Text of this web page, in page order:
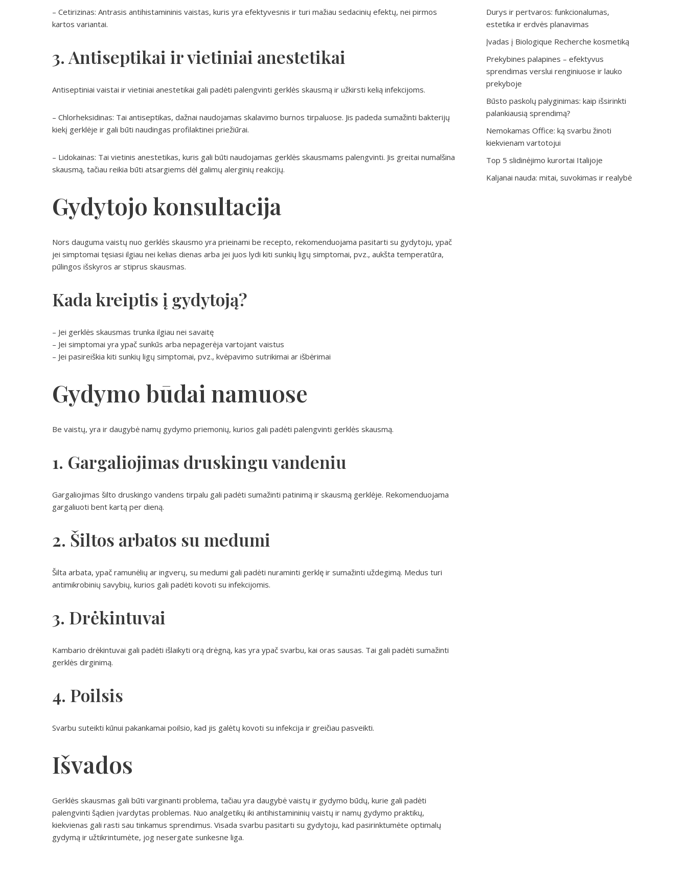
– Cetirizinas: Antrasis antihistamininis vaistas, kuris yra efektyvesnis ir turi mažiau sedacinių efektų, nei pirmos
kartos variantai.
3. Antiseptikai ir vietiniai anestetikai
Antiseptiniai vaistai ir vietiniai anestetikai gali padėti palengvinti gerklės skausmą ir užkirsti kelią infekcijoms.
– Chlorheksidinas: Tai antiseptikas, dažnai naudojamas skalavimo burnos tirpaluose. Jis padeda sumažinti bakterijų
kiekį gerklėje ir gali būti naudingas profilaktinei priežiūrai.
– Lidokainas: Tai vietinis anestetikas, kuris gali būti naudojamas gerklės skausmams palengvinti. Jis greitai numalšina
skausmą, tačiau reikia būti atsargiems dėl galimų alerginių reakcijų.
Gydytojo konsultacija
Nors dauguma vaistų nuo gerklės skausmo yra prieinami be recepto, rekomenduojama pasitarti su gydytoju, ypač
jei simptomai tęsiasi ilgiau nei kelias dienas arba jei juos lydi kiti sunkių ligų simptomai, pvz., aukšta temperatūra,
pūlingos išskyros ar stiprus skausmas.
Kada kreiptis į gydytoją?
– Jei gerklės skausmas trunka ilgiau nei savaitę
– Jei simptomai yra ypač sunkūs arba nepagerėja vartojant vaistus
– Jei pasireiškia kiti sunkių ligų simptomai, pvz., kvėpavimo sutrikimai ar išbėrimai
Gydymo būdai namuose
Be vaistų, yra ir daugybė namų gydymo priemonių, kurios gali padėti palengvinti gerklės skausmą.
1. Gargaliojimas druskingu vandeniu
Gargaliojimas šilto druskingo vandens tirpalu gali padėti sumažinti patinimą ir skausmą gerklėje. Rekomenduojama
gargaliuoti bent kartą per dieną.
2. Šiltos arbatos su medumi
Šilta arbata, ypač ramunėlių ar ingverų, su medumi gali padėti nuraminti gerklę ir sumažinti uždegimą. Medus turi
antimikrobinių savybių, kurios gali padėti kovoti su infekcijomis.
3. Drėkintuvai
Kambario drėkintuvai gali padėti išlaikyti orą drėgną, kas yra ypač svarbu, kai oras sausas. Tai gali padėti sumažinti
gerklės dirginimą.
4. Poilsis
Svarbu suteikti kūnui pakankamai poilsio, kad jis galėtų kovoti su infekcija ir greičiau pasveikti.
Išvados
Gerklės skausmas gali būti varginanti problema, tačiau yra daugybė vaistų ir gydymo būdų, kurie gali padėti
palengvinti šądien įvardytas problemas. Nuo analgetikų iki antihistamininių vaistų ir namų gydymo praktikų,
kiekvienas gali rasti sau tinkamus sprendimus. Visada svarbu pasitarti su gydytoju, kad pasirinktumėte optimalų
gydymą ir užtikrintumėte, jog nesergate sunkesne liga.
Durys ir pertvaros: funkcionalumas,
estetika ir erdvės planavimas
Įvadas į Biologique Recherche kosmetiką
Prekybines palapines – efektyvus
sprendimas verslui renginiuose ir lauko
prekyboje
Būsto paskolų palyginimas: kaip išsirinkti
palankiausią sprendimą?
Nemokamas Office: ką svarbu žinoti
kiekvienam vartotojui
Top 5 slidinėjimo kurortai Italijoje
Kaljanai nauda: mitai, suvokimas ir realybė